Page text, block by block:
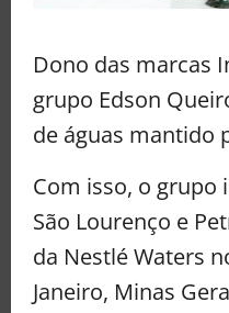
Dono das marcas
grupo Edson
de águas mantido
Com isso, o grupo
São Lourenço e
da Nestlé Waters
Janeiro, Minas